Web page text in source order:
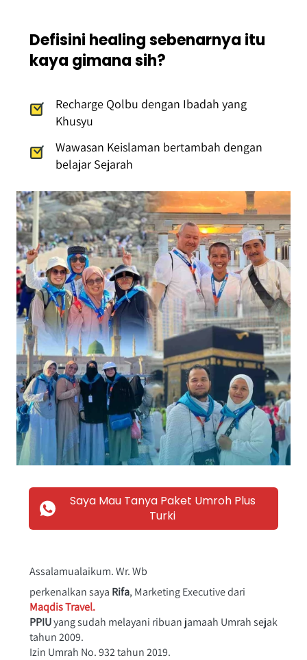
Defisini healing sebenarnya itu
kaya gimana sih?
Recharge Qolbu dengan Ibadah yang
Khusyu
Wawasan Keislaman bertambah dengan
belajar Sejarah
`
Saya Mau Tanya Paket Umroh Plus
Turki
Assalamualaikum. Wr. Wb
perkenalkan saya Rifa
Maqdis Travel.
PPIU yang sudah melayani ribuan jamaah Umrah sejak
tahun 2009.
Izin Umrah No. 932 tahun 2019.